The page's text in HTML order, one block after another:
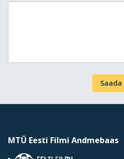
Saada
MTÜ Eesti Filmi Andmebaas